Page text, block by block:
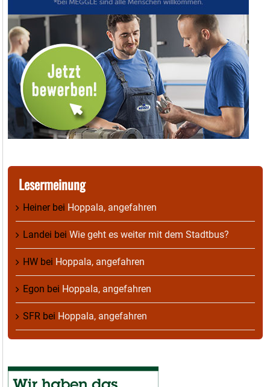
Lesermeinung
Heinerbei Hoppala, angefahren
Landei bei Wie geht es weiter mit dem Stadtbus?
HW bei Hoppala, angefahren
Egon bei Hoppala, angefahren
SFR bei Hoppala, angefahren